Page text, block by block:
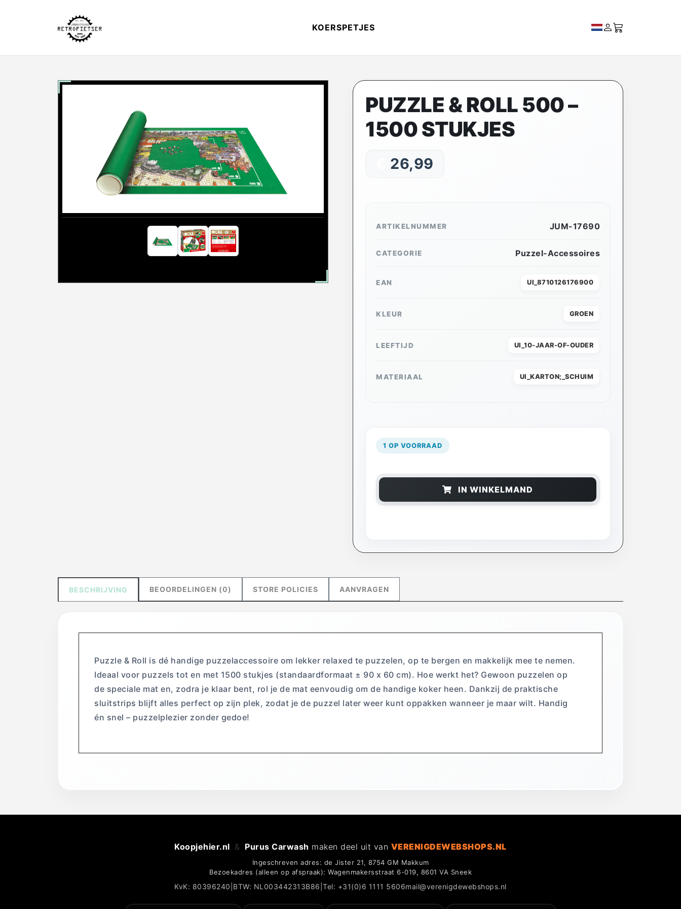
KOERSPETJES
PUZZLE & ROLL 500 –
1500 STUKJES
26,99
ARTIKELNUMMER JUM-17690
CATEGORIE Puzzel-Accessoires
EAN UI_8710126176900
KLEUR GROEN
LEEFTIJD UI_10-JAAR-OF-OUDER
MATERIAAL UI_KARTON;_SCHUIM
1 OP VOORRAAD
IN WINKELMAND
BESCHRIJVING BEOORDELINGEN (0) STORE POLICIES AANVRAGEN
Puzzle & Roll is dé handige puzzelaccessoire om lekker relaxed te puzzelen, op te bergen en makkelijk mee te nemen.
Ideaal voor puzzels tot en met 1500 stukjes (standaardformaat ± 90 x 60 cm). Hoe werkt het? Gewoon puzzelen op
de speciale mat en, zodra je klaar bent, rol je de mat eenvoudig om de handige koker heen. Dankzij de praktische
sluitstrips blijft alles perfect op zijn plek, zodat je de puzzel later weer kunt oppakken wanneer je maar wilt. Handig
én snel – puzzelplezier zonder gedoe!
Koopjehier.nl & Purus Carwash maken deel uit van VERENIGDEWEBSHOPS.NL
Ingeschreven adres: de Jister 21, 8754 GM Makkum
Bezoekadres (alleen op afspraak): Wagenmakersstraat 6-019, 8601 VA Sneek
KvK: 80396240 BTW: NL003442313B86 |Tel: +31(0)6 1111 5606mail@verenigdewebshops.nl